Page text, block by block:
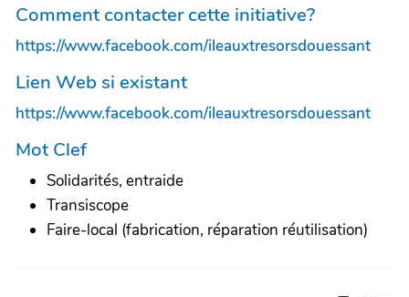
Comment contacter cette initiative?
https://www.facebook.com/ileauxtresorsdouessant
Lien Web si existant
https://www.facebook.com/ileauxtresorsdouessant
Mot Clef
Solidarités, entraide
Transiscope
Faire-local (fabrication, réparation réutilisation)